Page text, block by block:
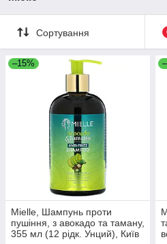
Сортування
–15%
Mielle, Шампунь проти
пушіння, з авокадо та таману,
355 мл (12 рідк. Унций), Київ